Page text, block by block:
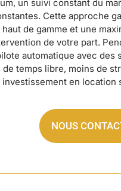
un suivi constant du
Cette approche
de gamme et une
de votre part.
automatique avec des
temps libre, moins de
en location
NOUS